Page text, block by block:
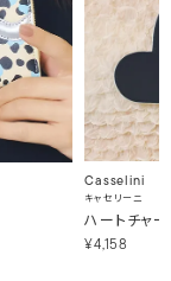
Casselini
キャセリーニ
ハートチャー
¥4,158